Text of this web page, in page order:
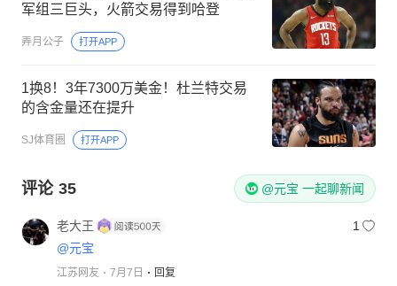
军组三巨头，火箭交易得到哈登
弄月公子 打开APP
1换8！3年7300万美金！杜兰特交易
的含金量还在提升
SJ体育圈 打开APP
评论 35 @元宝 一起聊新闻
老大王
1
@元宝
江苏网友 7月7日 回复